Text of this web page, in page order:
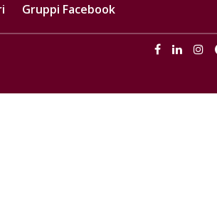
Gruppi Facebook